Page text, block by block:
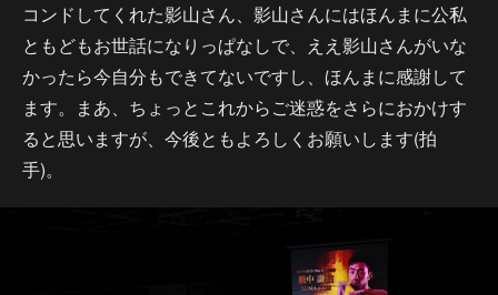
コンドしてくれた影山さん、影山さんにはほんまに公私
ともどもお世話になりっぱなしで、ええ影山さんがいな
かったら今自分もできてないですし、ほんまに感謝して
ます。まあ、ちょっとこれからご迷惑をさらにおかけす
ると思いますが、今後ともよろしくお願いします(拍
手)。